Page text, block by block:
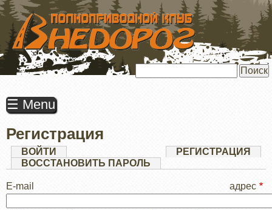
ПЕРЕЙТИ
ОСНОВНОМУ
СОДЕРЖАНИЮ
☰ Menu
Регистрация
Главные
вкладки
ВОЙТИ РЕГИСТРАЦИЯ
ВОССТАНОВИТЬ ПАРОЛЬ
E-mail адрес